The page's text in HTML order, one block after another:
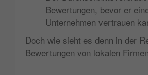
Bewertungen, bevor er
Unternehmen vertrauen
Doch wie sieht es denn in der
Bewertungen von lokalen